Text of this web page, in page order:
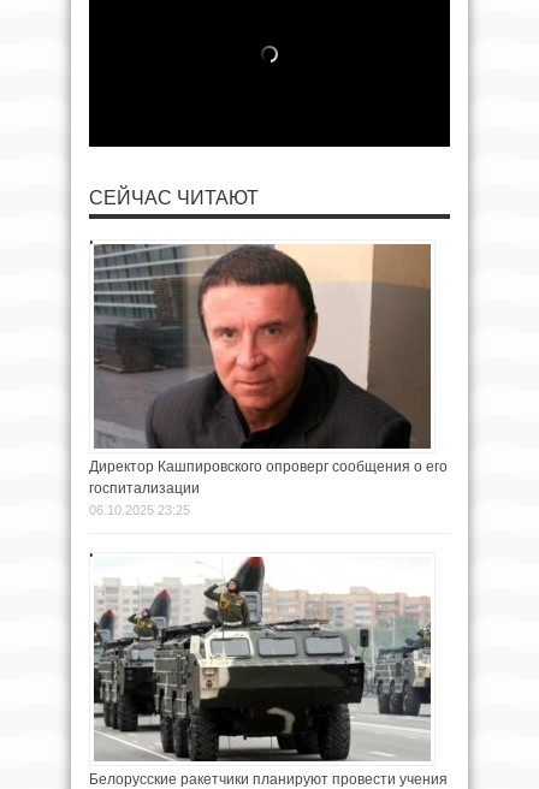
СЕЙЧАС ЧИТАЮТ
Директор Кашпировского опроверг сообщения о его
госпитализации
06.10.2025 23:25
Белорусские ракетчики планируют провести учения